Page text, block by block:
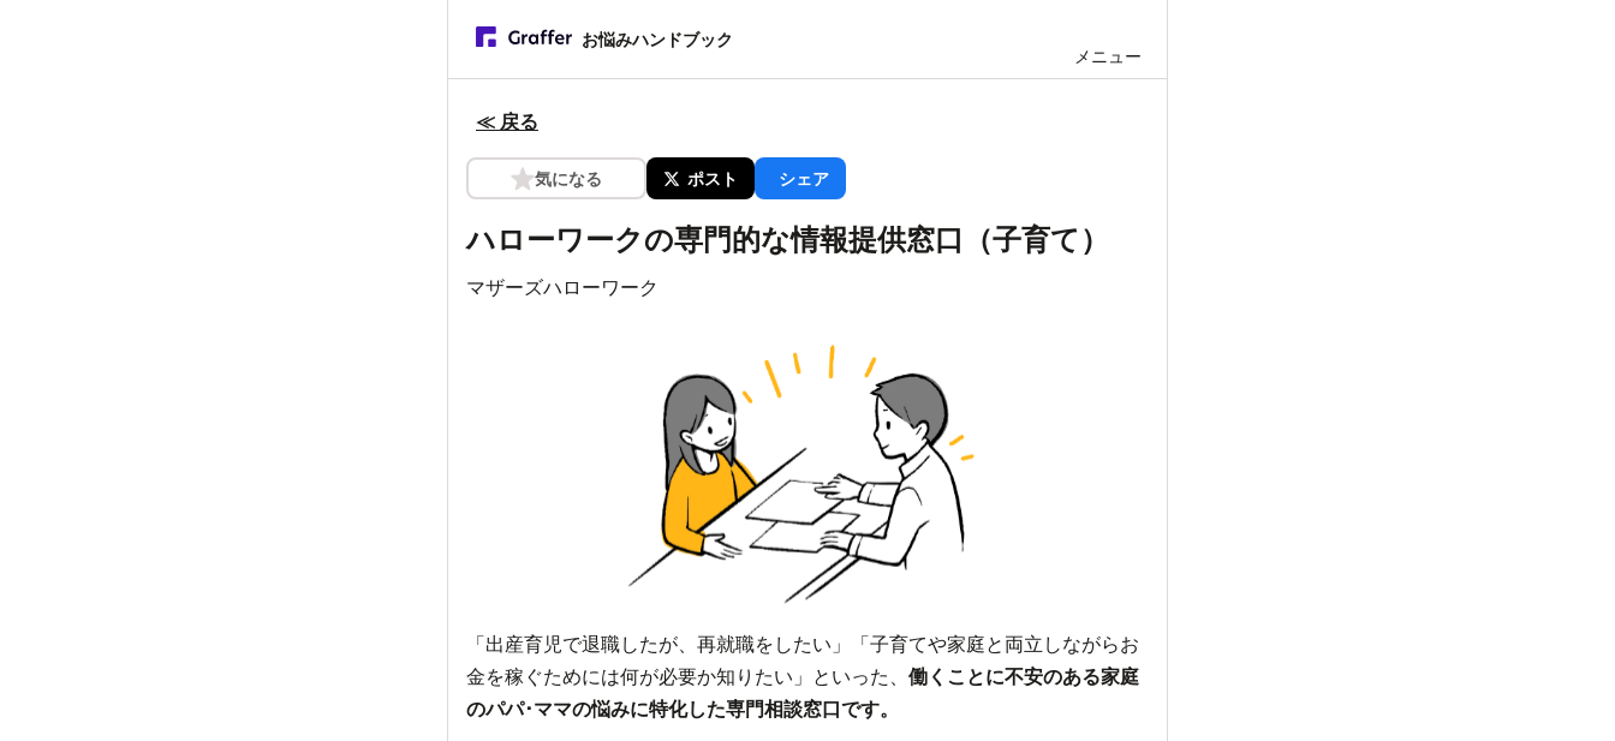
お悩みハンドブック
メニュー
≪ 戻る
気になる ポスト シェア
ハローワークの専門的な情報提供窓口（子育て）
マザーズハローワーク
「出産育児で退職したが、再就職をしたい」「子育てや家庭と両立しながらお
金を稼ぐためには何が必要か知りたい」といった、 働くことに不安のある家庭
のパパ･ママの悩みに特化した専門相談窓口です。